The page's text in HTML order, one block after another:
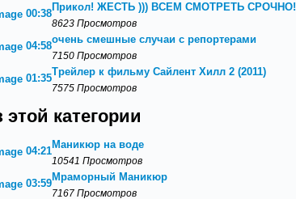
00:38
Прикол! ЖЕСТЬ ))) ВСЕМ СМОТРЕТЬ СРОЧНО!
8623 Просмотров
04:58
очень смешные случаи с репортерами
7150 Просмотров
01:35
Трейлер к фильму Сайлент Хилл 2 (2011)
7575 Просмотров
категории
04:21
Маникюр на воде
10541 Просмотров
03:59
Мраморный Маникюр
7167 Просмотров